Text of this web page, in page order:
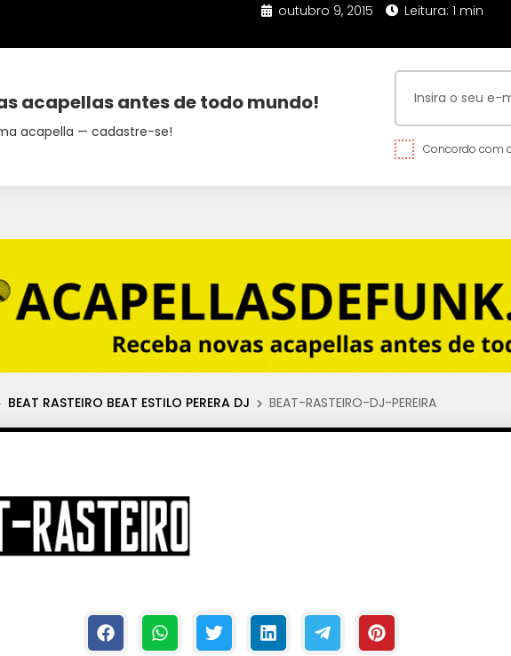
outubro 9, 2015 Leitura: 1 min
acapellas antes de todo mundo!
acapella — cadastre-se!
Concordo com
BEAT RASTEIRO BEAT ESTILO PERERA DJ BEAT-RASTEIRO-DJ-PEREIRA